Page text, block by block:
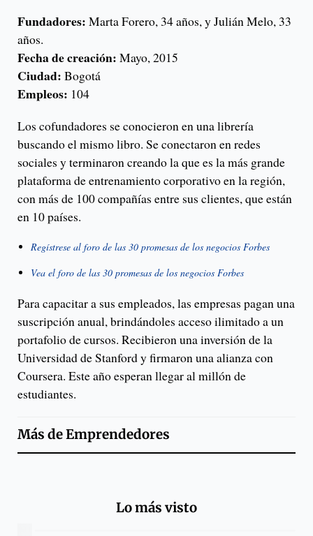
Fundadores: Marta Forero, 34 años, y Julián Melo, 33
años.
Fecha de creación: Mayo, 2015
Ciudad: Bogotá
Empleos: 104
Los cofundadores se conocieron en una librería
buscando el mismo libro. Se conectaron en redes
sociales y terminaron creando la que es la más grande
plataforma de entrenamiento corporativo en la región,
con más de 100 compañías entre sus clientes, que están
en 10 países.
Regístrese al foro de las 30 promesas de los negocios Forbes
Vea el foro de las 30 promesas de los negocios Forbes
Para capacitar a sus empleados, las empresas pagan una
suscripción anual, brindándoles acceso ilimitado a un
portafolio de cursos. Recibieron una inversión de la
Universidad de Stanford y firmaron una alianza con
Coursera. Este año esperan llegar al millón de
estudiantes.
Más deEmprendedores
Lo más visto